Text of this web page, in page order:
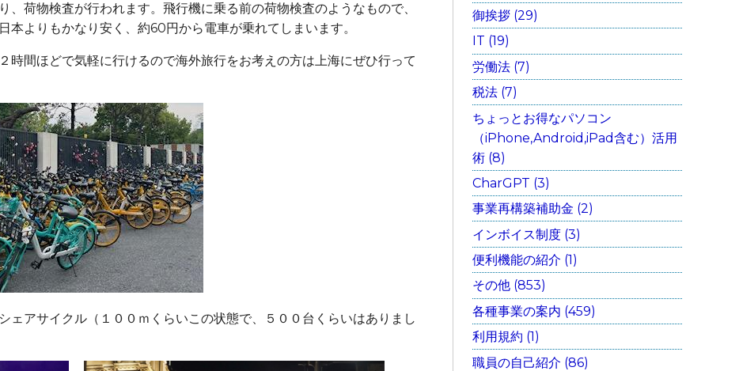
荷物検査が行われます。飛行機に乗る前の荷物検査のようなもので、
よりもかなり安く、約60円から電車が乗れてしまいます。
間ほどで気軽に行けるので海外旅行をお考えの方は上海にぜひ行って
１００ｍくらいこの状態で、５００台くらいはありまし
御挨拶 (29)
IT (19)
労働法 (7)
税法 (7)
ちょっとお得なパソコン
（iPhone,Android,iPad含む）活用
術 (8)
CharGPT (3)
事業再構築補助金 (2)
インボイス制度 (3)
便利機能の紹介 (1)
その他 (853)
各種事業の案内 (459)
利用規約 (1)
職員の自己紹介 (86)